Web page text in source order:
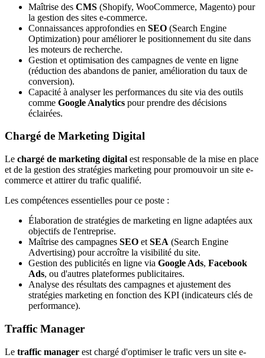
Maîtrise des CMS (Shopify, WooCommerce, Magento) pour
la gestion des sites e-commerce.
Connaissances approfondies en SEO (Search Engine
Optimization) pour améliorer le positionnement du site dans
les moteurs de recherche.
Gestion et optimisation des campagnes de vente en ligne
(réduction des abandons de panier, amélioration du taux de
conversion).
Capacité à analyser les performances du site via des outils
comme Google Analytics pour prendre des décisions
éclairées.
Chargé de Marketing Digital
Le chargé de marketing digital est responsable de la mise en place
et de la gestion des stratégies marketing pour promouvoir un site e-
commerce et attirer du trafic qualifié.
Les compétences essentielles pour ce poste :
Élaboration de stratégies de marketing en ligne adaptées aux
objectifs de l'entreprise.
Maîtrise des campagnes SEO et SEA (Search Engine
Advertising) pour accroître la visibilité du site.
Gestion des publicités en ligne via Google Ads, Facebook
Ads, ou d'autres plateformes publicitaires.
Analyse des résultats des campagnes et ajustement des
stratégies marketing en fonction des KPI (indicateurs clés de
performance).
Traffic Manager
Le traffic manager est chargé d'optimiser le trafic vers un site e-